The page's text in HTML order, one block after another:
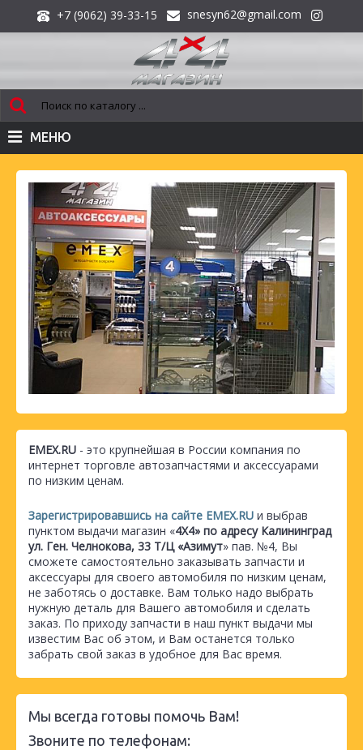
+7 (9062) 39-33-15 snesyn62@gmail.com
МЕНЮ
EMEX.RU - это крупнейшая в России компания по
интернет торговле автозапчастями и аксессуарами
по низким ценам.
Зарегистрировавшись на сайте EMEX.RU и выбрав
пунктом выдачи магазин «4Х4» по адресу Калининград
ул. Ген. Челнокова, 33 Т/Ц «Азимут» пав. №4, Вы
сможете самостоятельно заказывать запчасти и
аксессуары для своего автомобиля по низким ценам,
не заботясь о доставке. Вам только надо выбрать
нужную деталь для Вашего автомобиля и сделать
заказ. По приходу запчасти в наш пункт выдачи мы
известим Вас об этом, и Вам останется только
забрать свой заказ в удобное для Вас время.
Мы всегда готовы помочь Вам!
Звоните по телефонам: